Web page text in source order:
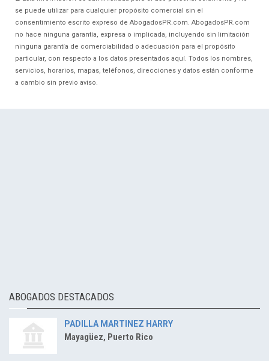
se puede utilizar para cualquier propósito comercial sin el
consentimiento escrito expreso de AbogadosPR.com. AbogadosPR.com
no hace ninguna garantía, expresa o implicada, incluyendo sin limitación
ninguna garantía de comerciabilidad o adecuación para el propósito
particular, con respecto a los datos presentados aquí. Todos los nombres,
servicios, horarios, mapas, teléfonos, direcciones y datos están conforme
a cambio sin previo aviso.
ABOGADOS DESTACADOS
PADILLA MARTINEZ HARRY
Mayagüez, Puerto Rico